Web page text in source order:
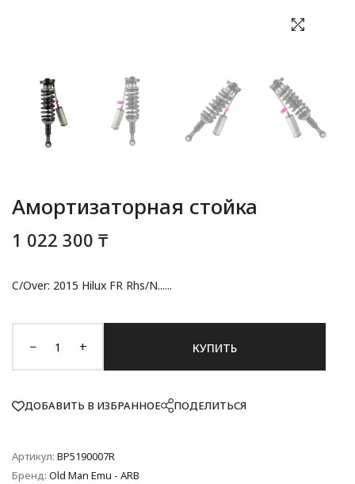
Амортизаторная стойка
1 022 300 ₸
C/Over: 2015 Hilux FR Rhs/N......
− + КУПИТЬ
ДОБАВИТЬ В ИЗБРАННОЕ ПОДЕЛИТЬСЯ
Артикул: BP5190007R
Бренд: Old Man Emu - ARB